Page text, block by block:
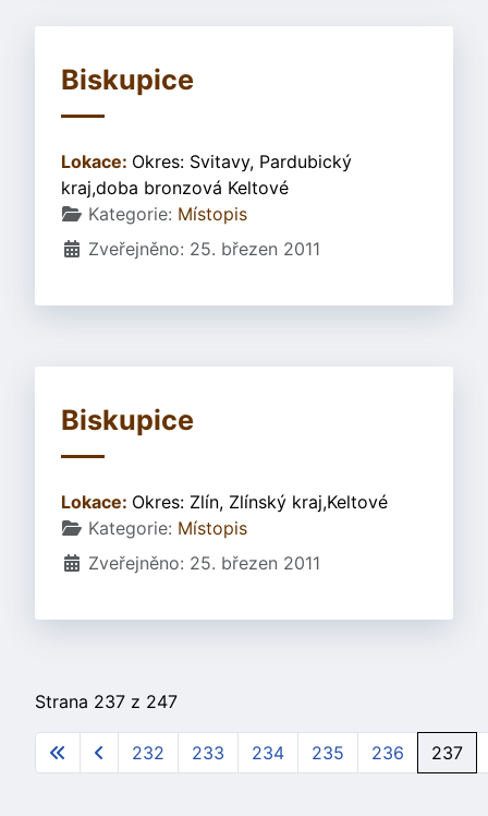
Biskupice
Lokace: Okres: Svitavy, Pardubický
kraj,doba bronzová Keltové
Základní údaje
Kategorie: Místopis
Zveřejněno: 25. březen 2011
Biskupice
Lokace: Okres: Zlín, Zlínský kraj,Keltové
Základní údaje
Kategorie: Místopis
Zveřejněno: 25. březen 2011
Strana 237 z 247
232 233 234 235 236 237